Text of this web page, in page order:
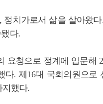
치가로서 삶을 살아왔
다.
요청으로 정계에 입문해
. 제16대 국회의원으로
지했다.